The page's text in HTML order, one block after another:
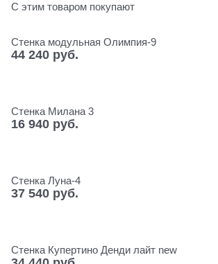
С этим товаром покупают
Стенка модульная Олимпия-9
44 240 руб.
Стенка Милана 3
16 940 руб.
Стенка Луна-4
37 540 руб.
Стенка Купертино Денди лайт new